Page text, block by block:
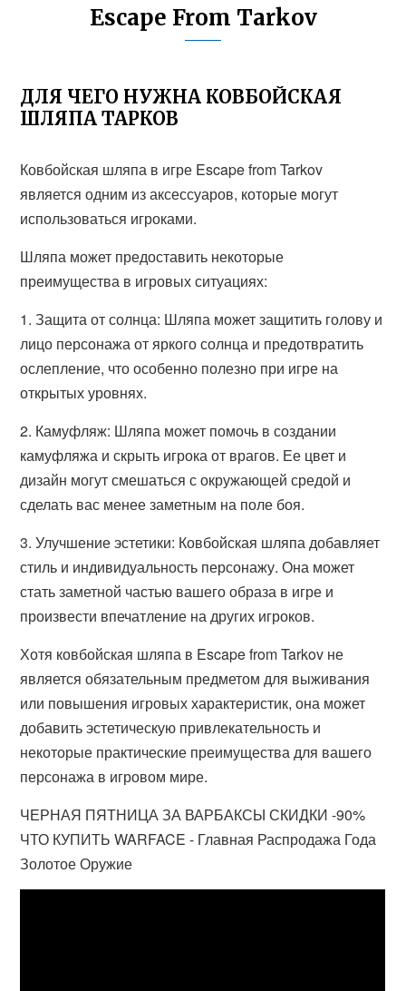
Escape From Tarkov
ДЛЯ ЧЕГО НУЖНА КОВБОЙСКАЯ
ШЛЯПА ТАРКОВ
Ковбойская шляпа в игре Escape from Tarkov
является одним из аксессуаров, которые могут
использоваться игроками.
Шляпа может предоставить некоторые
преимущества в игровых ситуациях:
1. Защита от солнца: Шляпа может защитить голову и
лицо персонажа от яркого солнца и предотвратить
ослепление, что особенно полезно при игре на
открытых уровнях.
2. Камуфляж: Шляпа может помочь в создании
камуфляжа и скрыть игрока от врагов. Ее цвет и
дизайн могут смешаться с окружающей средой и
сделать вас менее заметным на поле боя.
3. Улучшение эстетики: Ковбойская шляпа добавляет
стиль и индивидуальность персонажу. Она может
стать заметной частью вашего образа в игре и
произвести впечатление на других игроков.
Хотя ковбойская шляпа в Escape from Tarkov не
является обязательным предметом для выживания
или повышения игровых характеристик, она может
добавить эстетическую привлекательность и
некоторые практические преимущества для вашего
персонажа в игровом мире.
ЧЕРНАЯ ПЯТНИЦА ЗА ВАРБАКСЫ СКИДКИ -90%
ЧТО КУПИТЬ WARFACE - Главная Распродажа Года
Золотое Оружие